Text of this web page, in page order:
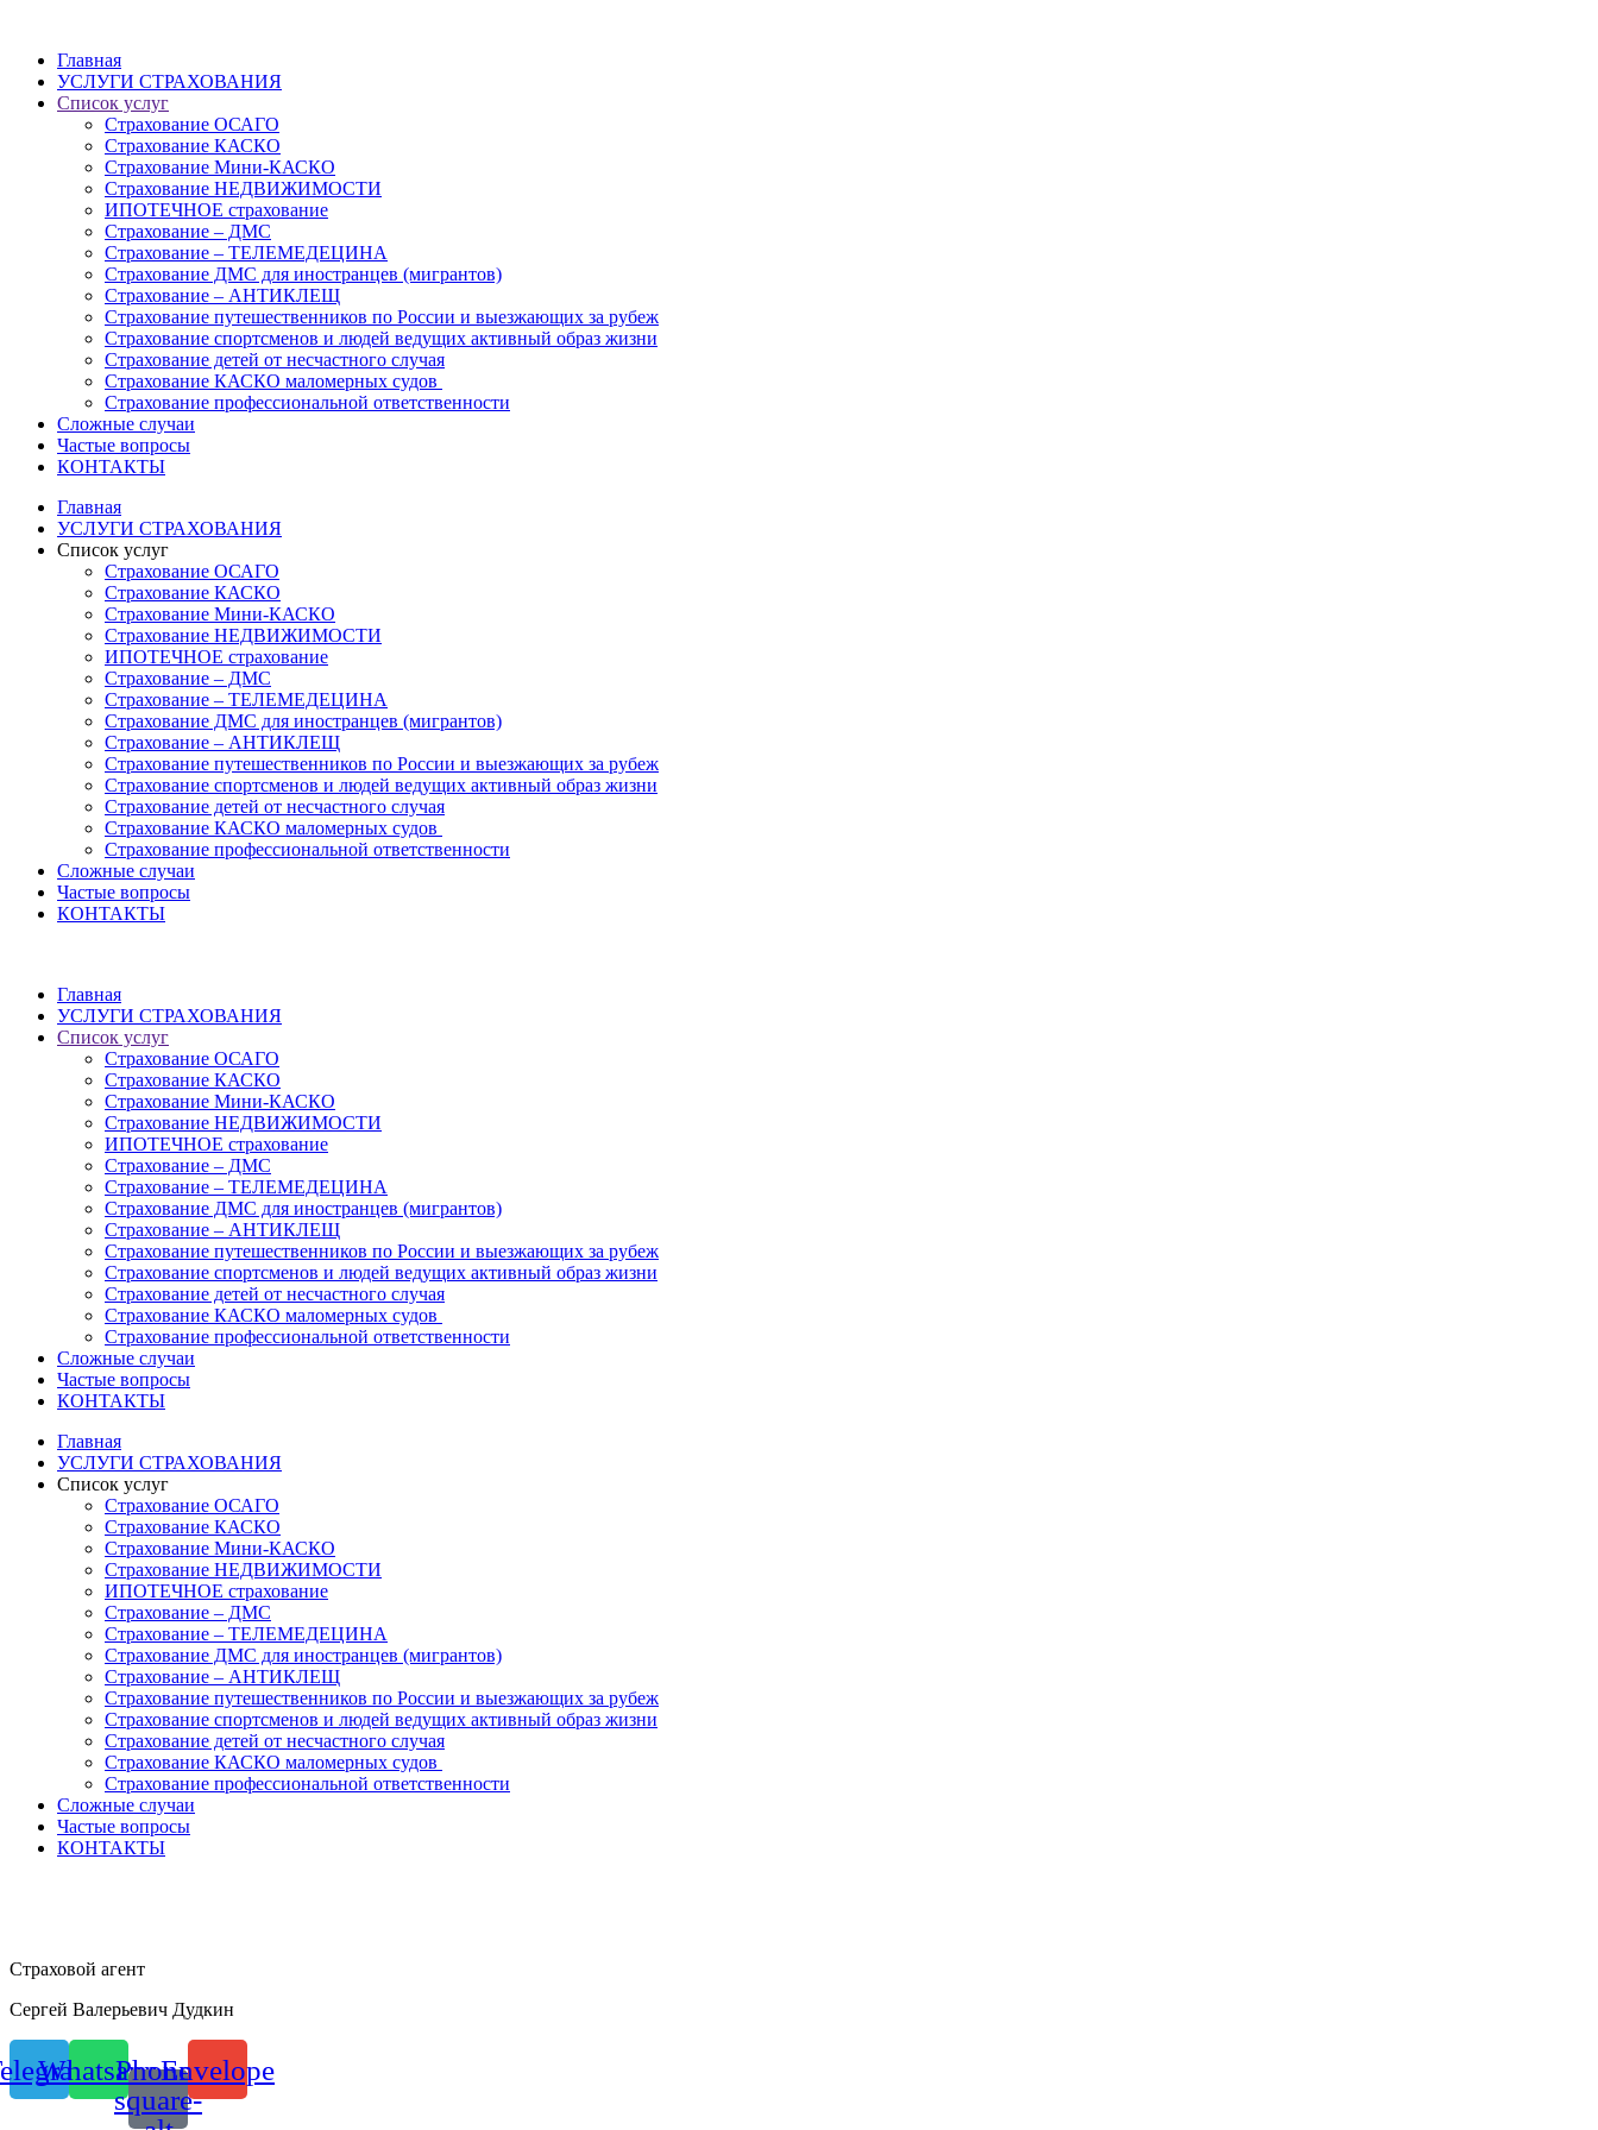
Главная
УСЛУГИ СТРАХОВАНИЯ
Список услуг
Страхование ОСАГО
Страхование КАСКО
Страхование Мини-КАСКО
Страхование НЕДВИЖИМОСТИ
ИПОТЕЧНОЕ страхование
Страхование – ДМС
Страхование – ТЕЛЕМЕДЕЦИНА
Страхование ДМС для иностранцев (мигрантов)
Страхование – АНТИКЛЕЩ
Страхование путешественников по России и выезжающих за рубеж
Страхование спортсменов и людей ведущих активный образ жизни
Страхование детей от несчастного случая
Страхование КАСКО маломерных судов
Страхование профессиональной ответственности
Сложные случаи
Частые вопросы
КОНТАКТЫ
Главная
УСЛУГИ СТРАХОВАНИЯ
Список услуг
Страхование ОСАГО
Страхование КАСКО
Страхование Мини-КАСКО
Страхование НЕДВИЖИМОСТИ
ИПОТЕЧНОЕ страхование
Страхование – ДМС
Страхование – ТЕЛЕМЕДЕЦИНА
Страхование ДМС для иностранцев (мигрантов)
Страхование – АНТИКЛЕЩ
Страхование путешественников по России и выезжающих за рубеж
Страхование спортсменов и людей ведущих активный образ жизни
Страхование детей от несчастного случая
Страхование КАСКО маломерных судов
Страхование профессиональной ответственности
Сложные случаи
Частые вопросы
КОНТАКТЫ
Главная
УСЛУГИ СТРАХОВАНИЯ
Список услуг
Страхование ОСАГО
Страхование КАСКО
Страхование Мини-КАСКО
Страхование НЕДВИЖИМОСТИ
ИПОТЕЧНОЕ страхование
Страхование – ДМС
Страхование – ТЕЛЕМЕДЕЦИНА
Страхование ДМС для иностранцев (мигрантов)
Страхование – АНТИКЛЕЩ
Страхование путешественников по России и выезжающих за рубеж
Страхование спортсменов и людей ведущих активный образ жизни
Страхование детей от несчастного случая
Страхование КАСКО маломерных судов
Страхование профессиональной ответственности
Сложные случаи
Частые вопросы
КОНТАКТЫ
Главная
УСЛУГИ СТРАХОВАНИЯ
Список услуг
Страхование ОСАГО
Страхование КАСКО
Страхование Мини-КАСКО
Страхование НЕДВИЖИМОСТИ
ИПОТЕЧНОЕ страхование
Страхование – ДМС
Страхование – ТЕЛЕМЕДЕЦИНА
Страхование ДМС для иностранцев (мигрантов)
Страхование – АНТИКЛЕЩ
Страхование путешественников по России и выезжающих за рубеж
Страхование спортсменов и людей ведущих активный образ жизни
Страхование детей от несчастного случая
Страхование КАСКО маломерных судов
Страхование профессиональной ответственности
Сложные случаи
Частые вопросы
КОНТАКТЫ
Страховой агент
Сергей Валерьевич Дудкин
WhatsappPhone-
square-
Envelope